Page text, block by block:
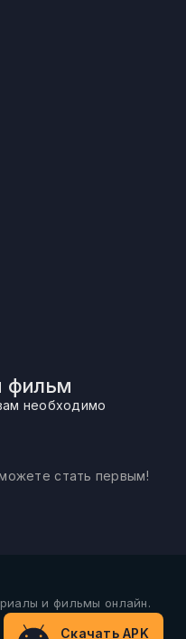
фильм
необходимо
стать первым!
и фильмы онлайн.
Скачать APK